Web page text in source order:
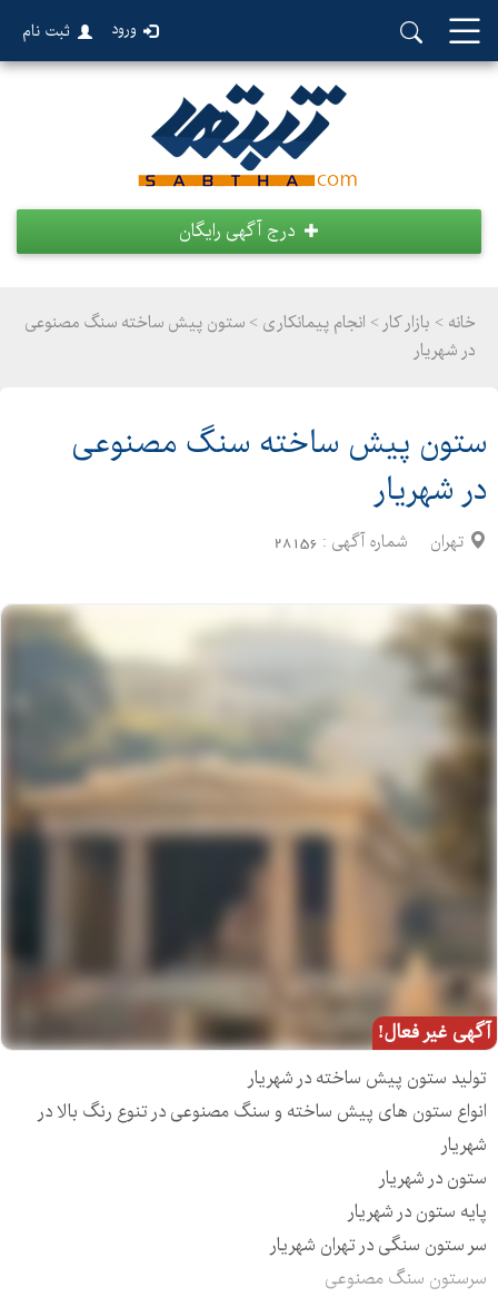
ورود ثبت نام
درج آگهی رایگان
خانه > بازار کار > انجام پیمانکاری > ستون پیش ساخته سنگ مصنوعی
در شهریار
ستون پیش ساخته سنگ مصنوعی
در شهریار
تهران شماره آگهی : 28156
آگهی غیر فعال!
تولید ستون پیش ساخته در شهریار
انواع ستون های پیش ساخته و سنگ مصنوعی در تنوع رنگ بالا در
شهریار
ستون در شهریار
پایه ستون در شهریار
سر ستون سنگی در تهران شهریار
سرستون سنگ مصنوعی